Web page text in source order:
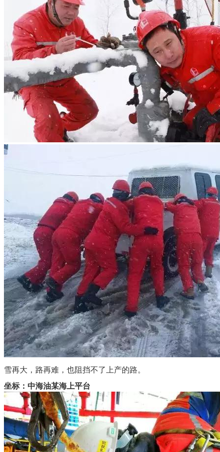
雪再大，路再难，也阻挡不了上产的路。
坐标：中海油某海上平台